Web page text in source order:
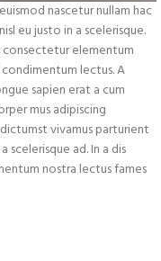
nascetur nullam hac
eu justo in a scelerisque.
consectetur elementum
lectus. A
sapien erat a cum
mus adipiscing
vivamus parturient
scelerisque ad. In a dis
nostra lectus fames